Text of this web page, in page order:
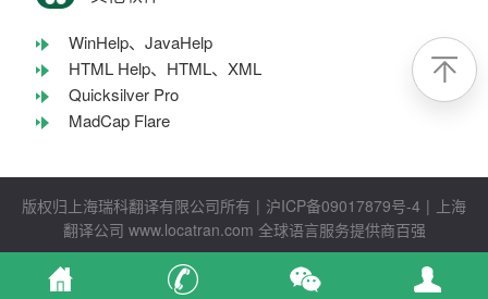
WinHelp、JavaHelp
HTML Help、HTML、XML
Quicksilver Pro
MadCap Flare
版权归上海瑞科翻译有限公司所有 | 沪ICP备09017879号-4 | 上海
翻译公司 www.locatran.com 全球语言服务提供商百强